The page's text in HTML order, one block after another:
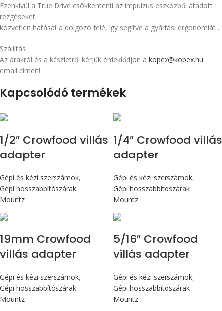
Ezenkívül a True Drive csökkententi az impulzus eszközből átadott
rezgéseket
közvetlen hatását a dolgozó felé, így segítve a gyártási ergonómiát ..
Szállítás
Az árakról és a készletről kérjük érdeklődjön a kopex@kopex.hu
email címen!
Kapcsolódó termékek
1/2″ Crowfood villás
adapter
Gépi és kézi szerszámok,
Gépi hosszabbítószárak
Mountz
1/4″ Crowfood villás
adapter
Gépi és kézi szerszámok,
Gépi hosszabbítószárak
Mountz
19mm Crowfood
villás adapter
Gépi és kézi szerszámok,
Gépi hosszabbítószárak
Mountz
5/16″ Crowfood
villás adapter
Gépi és kézi szerszámok,
Gépi hosszabbítószárak
Mountz